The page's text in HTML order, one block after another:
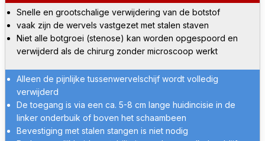
Snelle en grootschalige verwijdering van de botstof
vaak zijn de wervels vastgezet met stalen staven
Niet alle botgroei (stenose) kan worden opgespoord en
verwijderd als de chirurg zonder microscoop werkt
Alleen de pijnlijke tussenwervelschijf wordt volledig
verwijderd
De toegang is via een ca. 5-8 cm lange huidincisie in de
linker onderbuik of boven het schaambeen
Bevestiging met stalen stangen is niet nodig